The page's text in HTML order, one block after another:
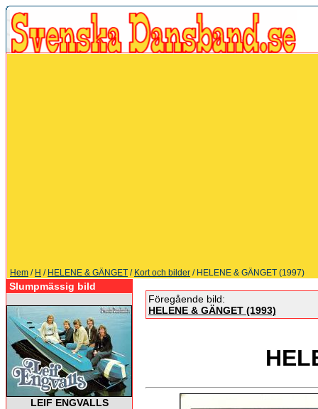
Hem / H / HELENE & GÄNGET / Kort och bilder / HELENE & GÄNGET (1997)
Slumpmässig bild
LEIF ENGVALLS
Föregående bild:
HELENE & GÄNGET (1993)